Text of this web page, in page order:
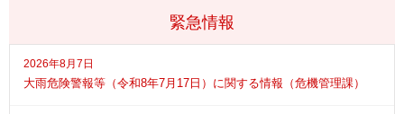
緊急情報
2026年8月7日
大雨危険警報等（令和8年7月17日）に関する情報（危機管理課）